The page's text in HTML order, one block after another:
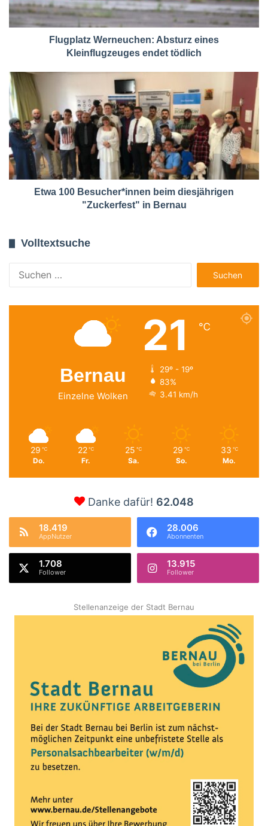
Flugplatz Werneuchen: Absturz eines
Kleinflugzeuges endet tödlich
Etwa 100 Besucher*innen beim diesjährigen
"Zuckerfest" in Bernau
Volltextsuche
nach:
Bernau
Einzelne Wolken
21 ℃
29º - 19º
83%
3.41 km/h
29 ℃
Do.
22 ℃
Fr.
25 ℃
Sa.
29 ℃
So.
33 ℃
Mo.
Danke dafür! 62.048
18.419
AppNutzer
28.006
Abonnenten
1.708
Follower
13.915
Follower
Stellenanzeige der Stadt Bernau